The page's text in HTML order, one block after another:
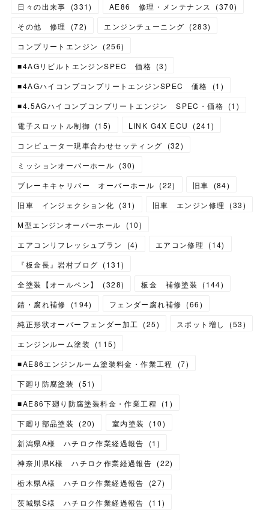
日々の出来事
(331) AE86 修理・メンテナンス (370)
その他 修理
(72) エンジンチューニング (283)
コンプリートエンジン
(256)
■4AGリビルトエンジンSPEC 価格 (3)
■4AGハイコンプコンプリートエンジンSPEC 価格
(1 )
■4.5AGハイコンプコンプリートエンジン SPEC・価格 (1 )
電子スロットル制御 (15) LINK G4X ECU (241)
コンピューター現車合わせセッティング
(32)
ミッションオーバーホール (30)
ブレーキキャリパー オーバーホール (22) 旧車 (84)
旧車 インジェクション化 (31) 旧車 エンジン修理 (33)
M型エンジンオーバーホール
(10)
エアコンリフレッシュプラン
(4) エアコン修理 (14)
『板金長』岩村ブログ (131)
全塗装【オールペン】
(328) 板金 補修塗装 (144)
錆・腐れ補修
(194) フェンダー腐れ補修 (66)
純正形状オーバーフェンダー加工
(25) スポット増し (53)
エンジンルーム塗装
(115)
■AE86エンジンルーム塗装料金・作業工程
(7)
下廻り防腐塗装
(51)
■AE86下廻り防腐塗装料金・作業工程
(1 )
下廻り部品塗装
(20) 室内塗装 (10)
新潟県A様 ハチロク作業経過報告
(1 )
神奈川県K様 ハチロク作業経過報告 (22)
栃木県A様 ハチロク作業経過報告
(27)
茨城県S様 ハチロク作業経過報告
(11)